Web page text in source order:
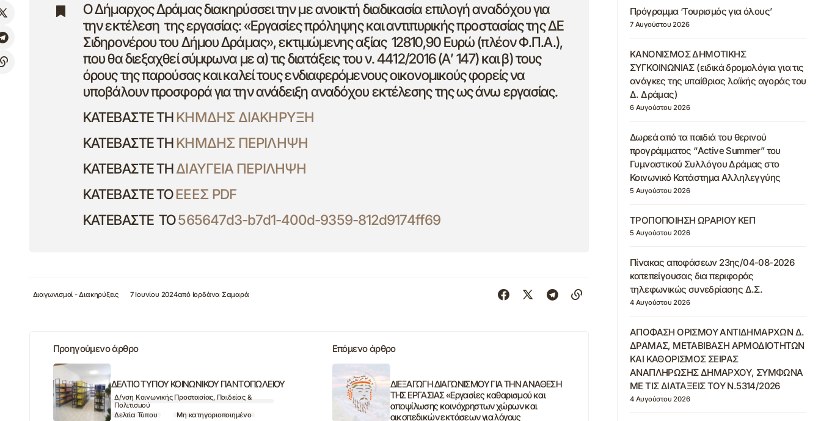
Ο Δήμαρχος Δράμας διακηρύσσει την με ανοικτή διαδικασία επιλογή αναδόχου για
την εκτέλεση της εργασίας: «Εργασίες πρόληψης και αντιπυρικής προστασίας της ΔΕ
Σιδηρονέρου του Δήμου Δράμας», εκτιμώμενης αξίας 12810,90 Ευρώ (πλέον Φ.Π.Α.),
που θα διεξαχθεί σύμφωνα με α) τις διατάξεις του ν. 4412/2016 (Α’ 147) και β) τους
όρους της παρούσας και καλεί τους ενδιαφερόμενους οικονομικούς φορείς να
υποβάλουν προσφορά για την ανάδειξη αναδόχου εκτέλεσης της ως άνω εργασίας.
ΚΑΤΕΒΑΣΤΕ ΤΗΚΗΜΔΗΣ ΔΙΑΚΗΡΥΞΗ
ΚΑΤΕΒΑΣΤΕ ΤΗΚΗΜΔΗΣ ΠΕΡΙΛΗΨΗ
ΚΑΤΕΒΑΣΤΕ ΤΗΔΙΑΥΓΕΙΑ ΠΕΡΙΛΗΨΗ
ΚΑΤΕΒΑΣΤΕ ΤΟΕΕΕΣ PDF
ΚΑΤΕΒΑΣΤΕ ΤΟ565647d3-b7d1-400d-9359-812d9174ff69
Διαγωνισμοί - Διακηρύξεις 7 Ιουνίου 2024από Ιορδάνα Σαμαρά
Προηγούμενο άρθρο
ΔΕΛΤΙΟ ΤΥΠΟΥ ΚΟΙΝΩΝΙΚΟΥ ΠΑΝΤΟΠΩΛΕΙΟΥ
Δ/νση Κοινωνικής Προστασίας, Παιδείας &
Πολιτισμού
Δελτία Τύπου
Μη κατηγοριοποιημένο
Επόμενο άρθρο
ΔΙΕΞΑΓΩΓΗ ΔΙΑΓΩΝΙΣΜΟΥ ΓΙΑ ΤΗΝ ΑΝΑΘΕΣΗ
ΤΗΣ ΕΡΓΑΣΙΑΣ «Εργασίες καθαρισμού και
αποψίλωσης κοινόχρηστων χώρων και
οικοπεδικών εκτάσεων για λόγους
Πρόγραμμα ‘Τουρισμός για όλους’
7 Αυγούστου 2026
ΚΑΝΟΝΙΣΜΟΣ ΔΗΜΟΤΙΚΗΣ
ΣΥΓΚΟΙΝΩΝΙΑΣ (ειδικά δρομολόγια για τις
ανάγκες της υπαίθριας λαϊκής αγοράς του
Δ. Δράμας)
6 Αυγούστου 2026
Δωρεά από τα παιδιά του θερινού
προγράμματος “Active Summer” του
Γυμναστικού Συλλόγου Δράμας στο
Κοινωνικό Κατάστημα Αλληλεγγύης
5 Αυγούστου 2026
ΤΡΟΠΟΠΟΙΗΣΗ ΩΡΑΡΙΟΥ ΚΕΠ
5 Αυγούστου 2026
Πίνακας αποφάσεων 23ης/04-08-2026
κατεπείγουσας δια περιφοράς
τηλεφωνικώς συνεδρίασης Δ.Σ.
4 Αυγούστου 2026
ΑΠΟΦΑΣΗ ΟΡΙΣΜΟΥ ΑΝΤΙΔΗΜΑΡΧΩΝ Δ.
ΔΡΑΜΑΣ, ΜΕΤΑΒΙΒΑΣΗ ΑΡΜΟΔΙΟΤΗΤΩΝ
ΚΑΙ ΚΑΘΟΡΙΣΜΟΣ ΣΕΙΡΑΣ
ΑΝΑΠΛΗΡΩΣΗΣ ΔΗΜΑΡΧΟΥ, ΣΥΜΦΩΝΑ
ΜΕ ΤΙΣ ΔΙΑΤΑΞΕΙΣ ΤΟΥ Ν.5314/2026
4 Αυγούστου 2026